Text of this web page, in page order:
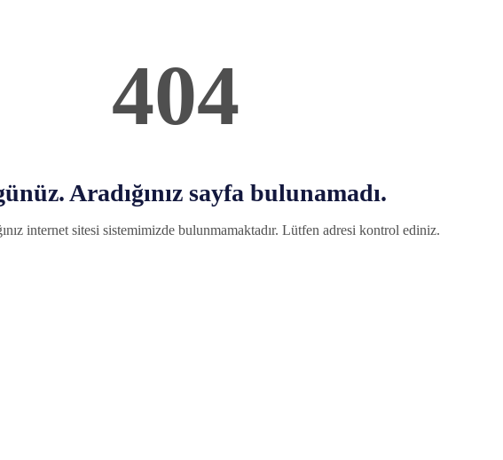
404
Aradığınız sayfa bulunamadı.
internet sitesi sistemimizde bulunmamaktadır. Lütfen adresi kontrol ediniz.